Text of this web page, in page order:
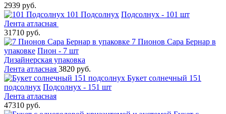
2939 руб.
101 Подсолнух Подсолнух - 101 шт
Лента атласная
31710 руб.
7 Пионов Сара Бернар в
упаковке Пион - 7 шт
Дизайнерская упаковка
Лента атласная 3820 руб.
Букет солнечный 151
подсолнух Подсолнух - 151 шт
Лента атласная
47310 руб.